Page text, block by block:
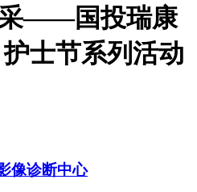
采——国投瑞康
士节系列活动
像诊断中心